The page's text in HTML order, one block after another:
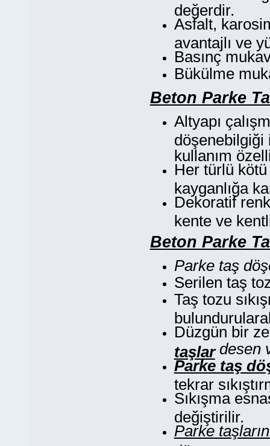
değerdir.
Asfalt,
avantajlı ve
Basınç
Bükülme
Beton Parke
Altyapı
döşenebilgiği
kullanım
Her türlü
kayganlığa
Dekoratif
kente ve
Beton Parke
Parke taş
Serilen taş
Taş tozu
Düzgün bir
taşlardesen
Parke taş
tekrar
Sıkışma
değiştirilir.
Parke